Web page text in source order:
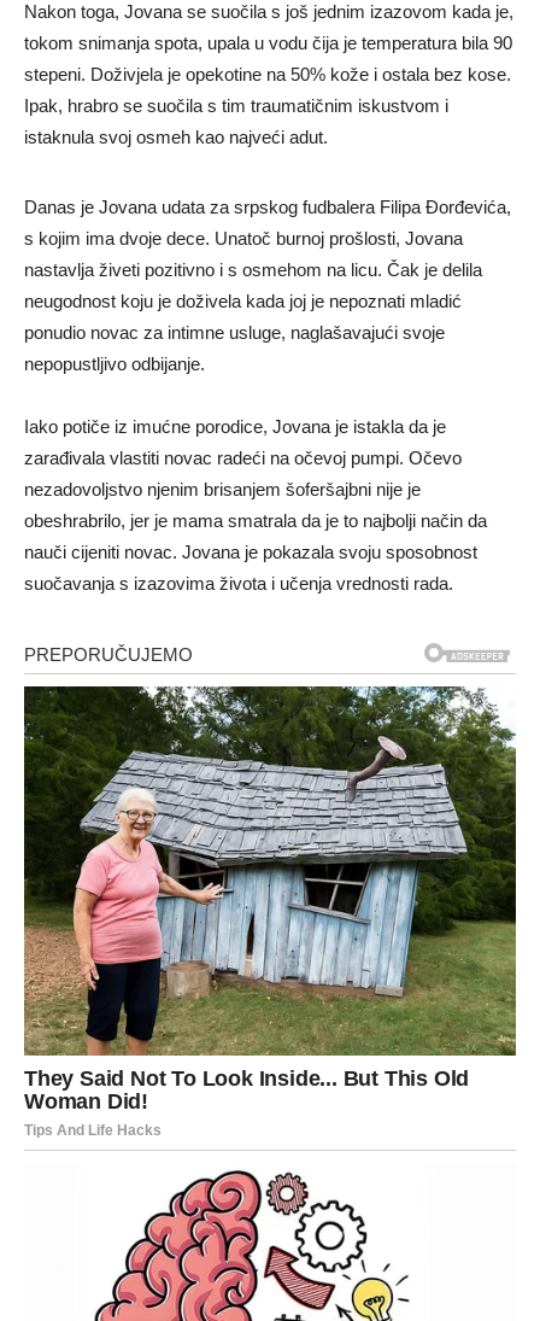
Nakon toga, Jovana se suočila s još jednim izazovom kada je,
tokom snimanja spota, upala u vodu čija je temperatura bila 90
stepeni. Doživjela je opekotine na 50% kože i ostala bez kose.
Ipak, hrabro se suočila s tim traumatičnim iskustvom i
istaknula svoj osmeh kao najveći adut.
Danas je Jovana udata za srpskog fudbalera Filipa Đorđevića,
s kojim ima dvoje dece. Unatoč burnoj prošlosti, Jovana
nastavlja živeti pozitivno i s osmehom na licu. Čak je delila
neugodnost koju je doživela kada joj je nepoznati mladić
ponudio novac za intimne usluge, naglašavajući svoje
nepopustljivo odbijanje.
Iako potiče iz imućne porodice, Jovana je istakla da je
zarađivala vlastiti novac radeći na očevoj pumpi. Očevo
nezadovoljstvo njenim brisanjem šoferšajbni nije je
obeshrabrilo, jer je mama smatrala da je to najbolji način da
nauči cijeniti novac. Jovana je pokazala svoju sposobnost
suočavanja s izazovima života i učenja vrednosti rada.